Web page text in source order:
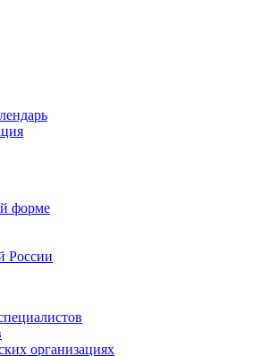
форме
России
организациях